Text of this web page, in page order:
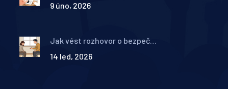
pracovní listy v terapii
9 úno, 2026
Jak vést rozhovor o bezpečí
14 led, 2026